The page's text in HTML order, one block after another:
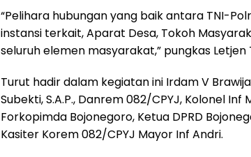
“Pelihara hubungan yang baik antara TNI-
instansi terkait, Aparat Desa, Tokoh
seluruh elemen masyarakat,” pungkas Letjen
Turut hadir dalam kegiatan ini Irdam V
Subekti, S.A.P., Danrem 082/CPYJ, Kolonel Inf
Forkopimda Bojonegoro, Ketua DPRD
Kasiter Korem 082/CPYJ Mayor Inf Andri.